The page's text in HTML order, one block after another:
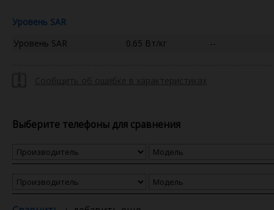
Уровень SAR
Уровень SAR
0.65 Вт/кг --
Выберите телефоны для сравнения